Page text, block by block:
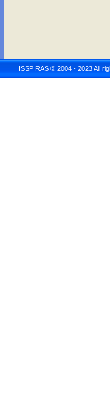
ISSP RAS © 2004 - 2023 All